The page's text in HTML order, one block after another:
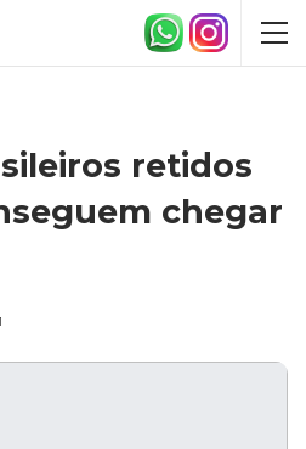
retidos
chegar